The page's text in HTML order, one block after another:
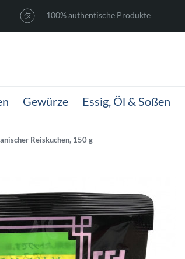
100% authentische Produkte
Gewürze Essig, Öl & Soßen
Reiskuchen, 150 g